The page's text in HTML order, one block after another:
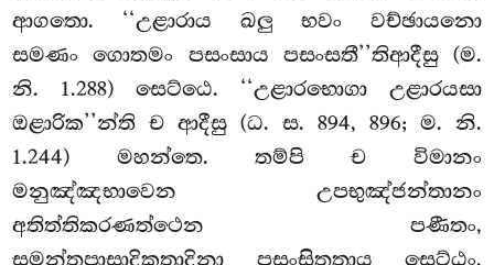
ආගතො. ‘‘උළාරාය ඛලු භවං වච්ඡායනො
සමණං ගොතමං පසංසාය පසංසතී’’තිආදීසු (ම.
නි. 1.288) සෙට්ඨෙ. ‘‘උළාරභොගා උළාරයසා
ඔළාරික’’න්ති චආදීසු (ධ. ස. 894, 896; ම. නි.
1.244) මහන්තෙ. තම්පි ච විමානං
මනුඤ්ඤභාවෙන උපභුඤ්ජන්තානං
අතිත්තිකරණත්ථෙන පණීතං,
සමන්තපාසාදිකතාදිනා පසංසිතතාය සෙට්ඨං,